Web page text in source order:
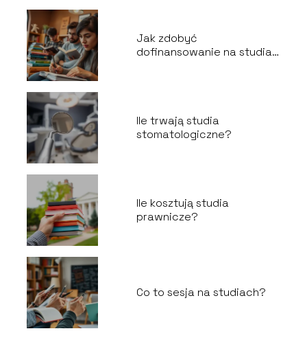
Jak zdobyć
dofinansowanie na studia
Ile trwają studia
stomatologiczne?
Ile kosztują studia
prawnicze?
Co to sesja na studiach?